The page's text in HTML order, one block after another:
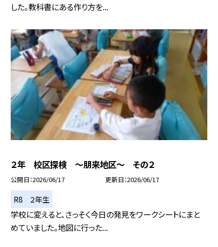
した。教科書にある作り方を...
２年 校区探検 ～朋来地区～ その２
公開日 2026/06/17 更新日 2026/06/17
R8 ２年生
学校に変えると、さっそく今日の発見をワークシートにまと
めていました。地図に行った...